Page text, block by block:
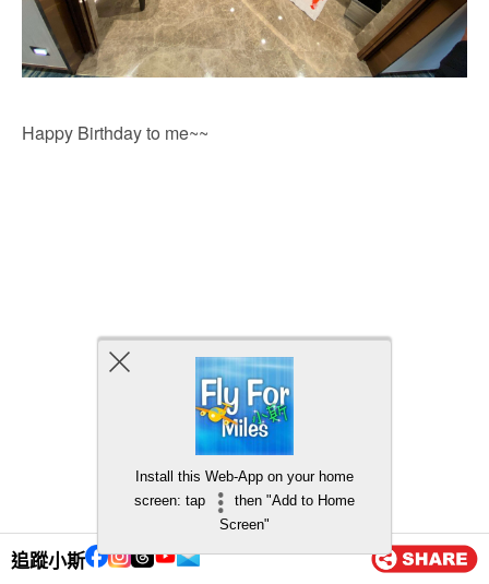
追蹤小斯
Happy Birthday to me~~
床後面係衣帽間
Install this Web-App on your home
screen: tap
then "Add to Home
Screen"